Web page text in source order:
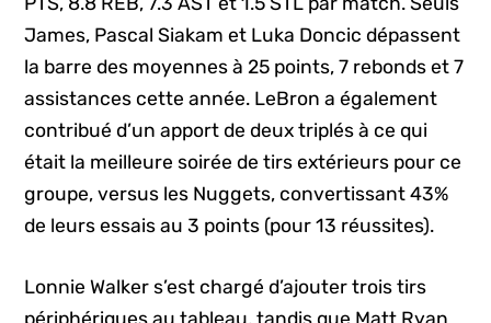
James, Pascal Siakam et Luka Doncic dépassent
la barre des moyennes à 25 points, 7 rebonds et 7
assistances cette année. LeBron a également
contribué d’un apport de deux triplés à ce qui
était la meilleure soirée de tirs extérieurs pour ce
groupe, versus les Nuggets, convertissant 43%
de leurs essais au 3 points (pour 13 réussites).
Lonnie Walker s’est chargé d’ajouter trois tirs
périphériques au tableau, tandis que Matt Ryan